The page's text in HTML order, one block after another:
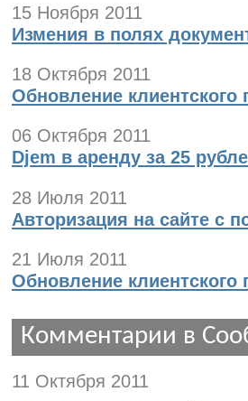
15 Ноября 2011
Измения в полях
18 Октября 2011
Обновление клиентского
06 Октября 2011
Djem в аренду за 25
28 Июля 2011
Авторизация на сайте с
21 Июля 2011
Обновление клиентского
Комментарии в
11 Октября 2011